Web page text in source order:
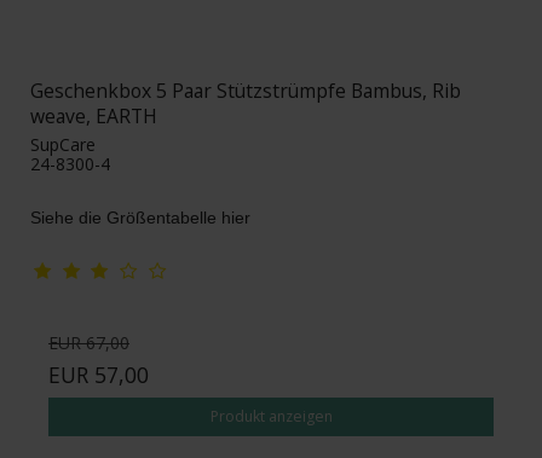
Geschenkbox 5 Paar Stützstrümpfe Bambus, Rib
weave, EARTH
SupCare
24-8300-4
Siehe die Größentabelle hier
EUR 67,00
EUR 57,00
Produkt anzeigen